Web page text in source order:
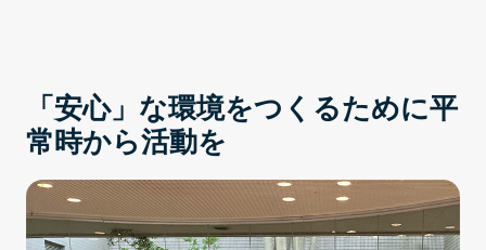
「安心」な環境をつくるために平
常時から活動を